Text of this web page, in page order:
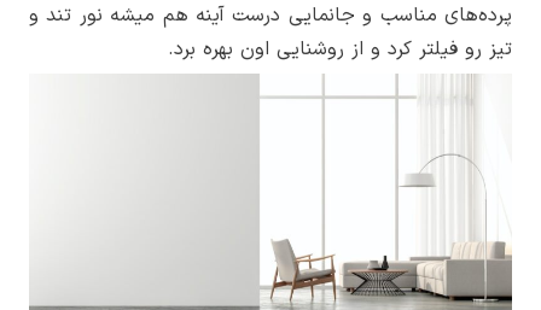
پرده‌های مناسب و جانمایی درست آینه هم میشه نور تند و
تیز رو فیلتر کرد و از روشنایی اون بهره برد.